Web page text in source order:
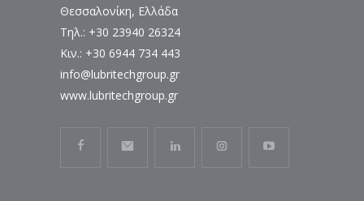
Θεσσαλονίκη, Ελλάδα
Τηλ.: +30 23940 26324
Κιν.: +30 6944 734 443
info@lubritechgroup.gr
www.lubritechgroup.gr